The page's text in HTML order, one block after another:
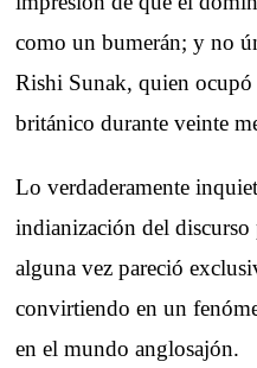
como un bumerán; y no
Rishi Sunak, quien
británico durante veinte
Lo verdaderamente
indianización del
alguna vez pareció
convirtiendo en un
en el mundo anglosajón.